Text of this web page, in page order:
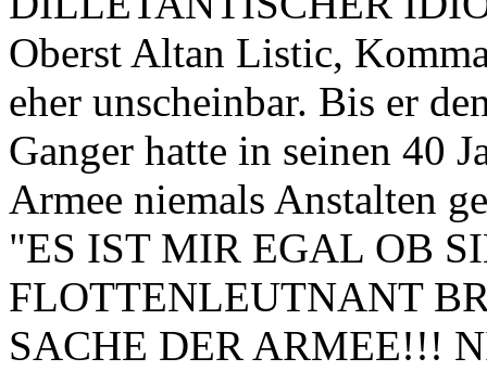
Oberst Altan Listic,
eher unscheinbar. Bis er
Ganger hatte in seinen 40
Armee niemals Anstalten
"ES IST MIR EGAL OB
FLOTTENLEUTNANT
SACHE DER ARMEE!!!